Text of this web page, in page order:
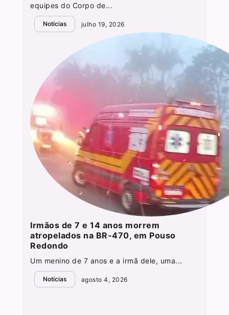
equipes do Corpo de...
Notícias julho 19, 2026
Irmãos de 7 e 14 anos morrem
atropelados na BR-470, em Pouso
Redondo
Um menino de 7 anos e a irmã dele, uma...
Notícias agosto 4, 2026